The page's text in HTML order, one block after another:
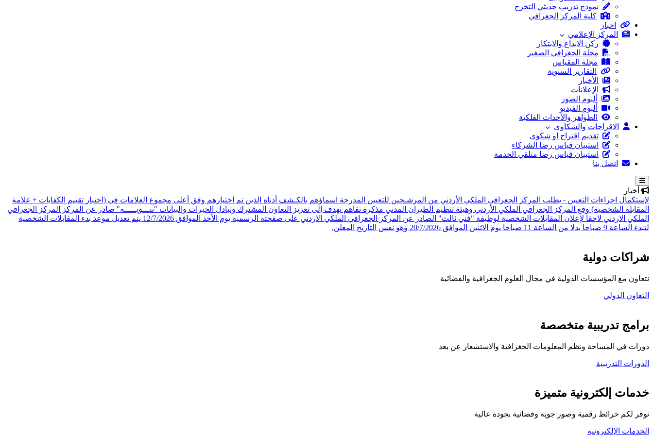
نموذج تدريب حديثي التخرج
كلية المركز الجغرافي
اخبار
المركز الإعلامي
ركن الابداع والابتكار
مجلة الجغرافي الصغير
مجلة المقياس
التقارير السنوية
الأخبار
الإعلانات
ألبوم الصور
ألبوم الفيديو
الظواهر والأحداث الفلكية
الاقراحات والشكاوى
تقديم اقتراح او شكوى
استبيان قياس رضا الشركاء
استبيان قياس رضا متلقي الخدمة
اتصل بنا
أخبار
لإستكمال اجراءات التعيين - يطلب المركز الجغرافي الملكي الأردني من المرشـحين للتعيين المدرجة اسماؤهم بالكـشف أدناه الذين تم اختيارهم وفق أعلى مجموع العلامات في (اختبار تقييم الكفايات + علامة
المقابلة الشخصية) وقع المركز الجغرافي الملكي الأردني وهيئة تنظيم الطيران المدني مذكرة تفاهم تهدف إلى تعزيز التعاون المشترك وتبادل الخبرات والبيانات "تنـــويـــــه" صادر عن المركز المركز الجغرافي
الملكي الاردني لاحقاً لإعلان المقابلات الشخصية لوظيفة "فني ثالث" الصادر عن المركز الجغرافي الملكي الاردني على صفحته الرسمية يوم الأحد الموافق 12/7/2026 يتم تعديل موعد بدء المقابلات الشخصية
لتبدء الساعة 9 صباحا بدلا من الساعة 11 صباحا يوم الاثنين الموافق 20/7/2026 وهو نفس التاريخ المعلن.
شراكات دولية
نتعاون مع المؤسسات الدولية في مجال العلوم الجغرافية والفضائية
التعاون الدولي
برامج تدريبية متخصصة
دورات في المساحة ونظم المعلومات الجغرافية والاستشعار عن بعد
الدورات التدريبية
خدمات إلكترونية متميزة
نوفر لكم خرائط رقمية وصور جوية وفضائية بجودة عالية
الخدمات الإلكترونية